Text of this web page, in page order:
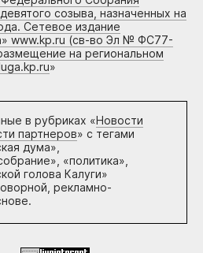
созыва, назначенных на
Сетевое издание
www.kp.ru (св-во Эл № ФС77-
на региональном
»
в рубриках «Новости
партнеров» с тегами
дума»,
«политика»,
голова Калуги»
рекламно-